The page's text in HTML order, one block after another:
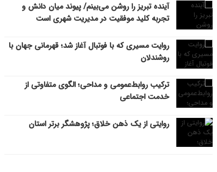
آینده تبریز را روشن می‌بینم/ پیوند میان دانش و
تجربه کلید موفقیت در مدیریت شهری است
روایت مسیری که با فوتبال آغاز شد؛ قهرمانی جهان با
روشندلان
ترکیب روابط‌عمومی و مداحی؛ الگوی متفاوتی از
خدمت اجتماعی
روایتی از یک ذهن خلاق؛ پژوهشگر برتر استان